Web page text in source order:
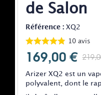
de Salon
Référence : XQ2
10 avis
169,00 €
Arizer XQ2 est un
polyvalent, dont le